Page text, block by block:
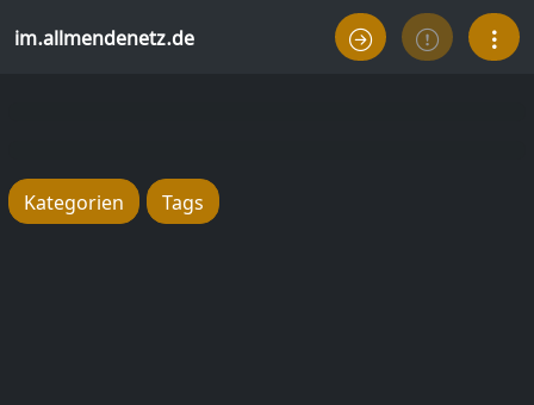
im.allmendenetz.de
Kategorien Tags